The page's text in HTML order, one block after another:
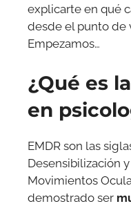
explicarte en qué
desde el punto de
Empezamos…
¿Qué es
en
EMDR son las
Desensibilización
Movimientos
demostrado ser